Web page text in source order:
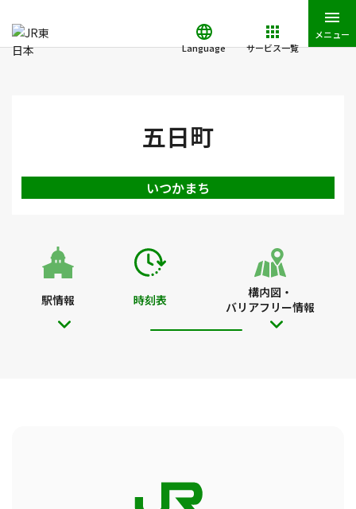
Language サービス一覧
メニュー
五日町
いつかまち
駅情報 時刻表
構内図・
バリアフリー情報